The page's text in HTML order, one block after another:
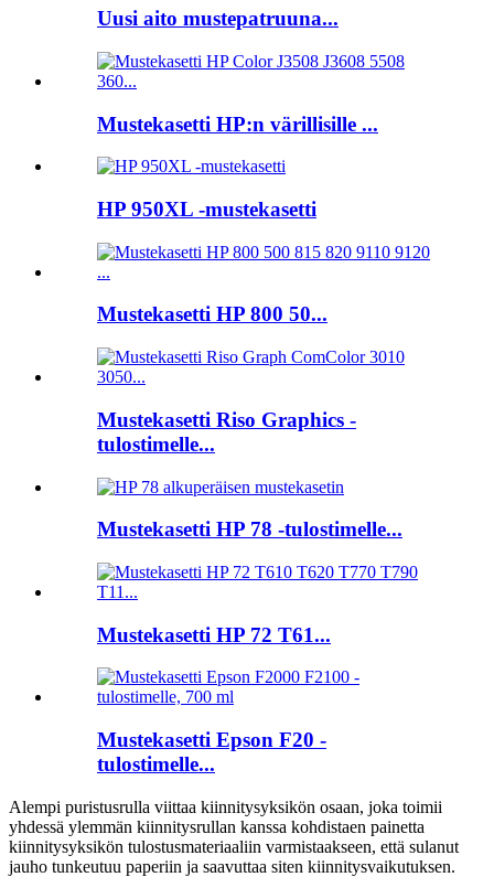
Uusi aito mustepatruuna...
Mustekasetti HP:n värillisille ...
HP 950XL -mustekasetti
Mustekasetti HP 800 50...
Mustekasetti Riso Graphics -
tulostimelle...
Mustekasetti HP 78 -tulostimelle...
Mustekasetti HP 72 T61...
Mustekasetti Epson F20 -
tulostimelle...
Alempi puristusrulla viittaa kiinnitysyksikön osaan, joka toimii
yhdessä ylemmän kiinnitysrullan kanssa kohdistaen painetta
kiinnitysyksikön tulostusmateriaaliin varmistaakseen, että sulanut
jauho tunkeutuu paperiin ja saavuttaa siten kiinnitysvaikutuksen.